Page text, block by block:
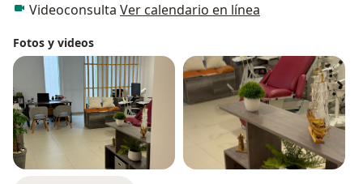
Videoconsulta Ver calendario en línea
Fotos y videos